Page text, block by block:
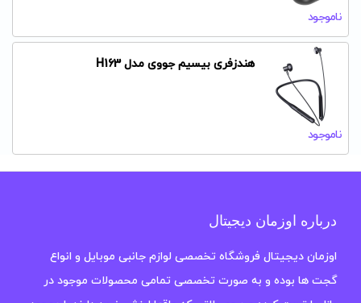
ناموجود
هندزفری بیسیم جووی مدل H163
ناموجود
درباره اوزمان دیجیتال
اوزمان دیجیتال فروشگاه تخصصی لوازم جانبی موبایل و انواع
گجت ها بوده و به صورت تخصصی تمامی محصولات موجود در